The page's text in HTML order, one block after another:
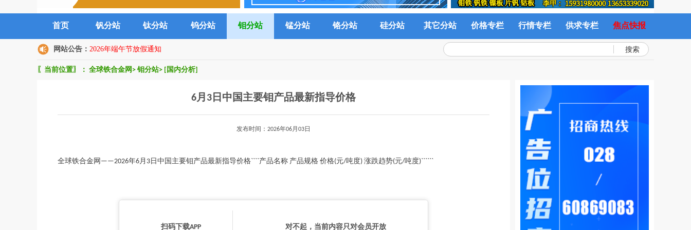
首页 钒分站 钛分站 钨分站 钼分站 锰分站 铬分站 硅分站 其它分站 价格专栏 行情专栏 供求专栏 焦点快报
网站公告： 2026年端午节放假通知 搜索
〖当前位置〗： 全球铁合金网 > 钼分站> [国内分析]
6月3日中国主要钼产品最新指导价格
发布时间：2026年06月03日
全球铁合金网——2026年6月3日中国主要钼产品最新指导价格````产品名称 产品规格 价格(元/吨度) 涨跌趋势(元/吨度)``````
扫码下载APP 对不起，当前内容只对会员开放